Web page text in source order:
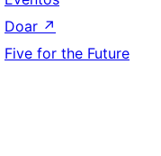
Doar ↗
Five for the Future